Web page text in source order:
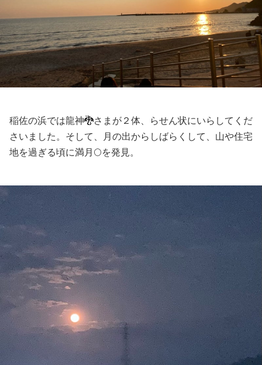
稲佐の浜では龍神🐉さまが２体、らせん状にいらしてくだ
さいました。そして、月の出からしばらくして、山や住宅
地を過ぎる頃に満月🌕を発見。